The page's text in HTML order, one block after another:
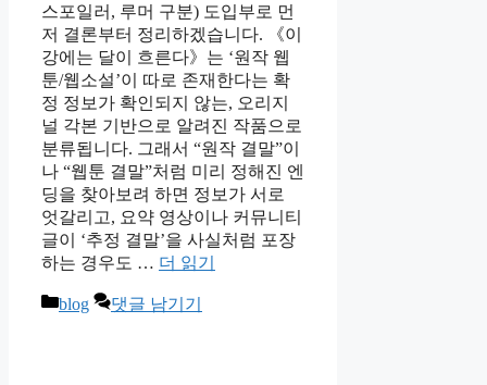
스포일러, 루머 구분) 도입부로 먼
저 결론부터 정리하겠습니다. 《이
강에는 달이 흐른다》는 ‘원작 웹
툰/웹소설’이 따로 존재한다는 확
정 정보가 확인되지 않는, 오리지
널 각본 기반으로 알려진 작품으로
분류됩니다. 그래서 “원작 결말”이
나 “웹툰 결말”처럼 미리 정해진 엔
딩을 찾아보려 하면 정보가 서로
엇갈리고, 요약 영상이나 커뮤니티
글이 ‘추정 결말’을 사실처럼 포장
하는 경우도 … 더 읽기
카
blog 댓글 남기기